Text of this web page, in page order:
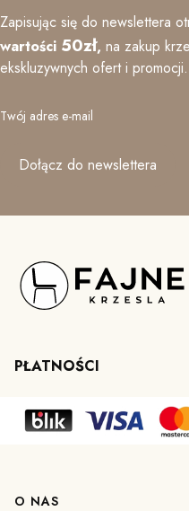
Zapisując się do newslettera
wartości 50zł, na zakup
ekskluzywnych ofert i promocji.
Twój adres e-mail
Dołącz do newslettera
PŁATNOŚCI
Linki w stopce
O NAS